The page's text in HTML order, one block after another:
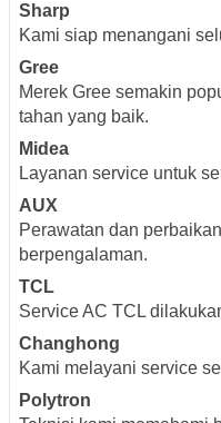
Sharp
Kami siap menangani
Gree
Merek Gree semakin
tahan yang baik.
Midea
Layanan service untuk
AUX
Perawatan dan
berpengalaman.
TCL
Service AC TCL
Changhong
Kami melayani service
Polytron